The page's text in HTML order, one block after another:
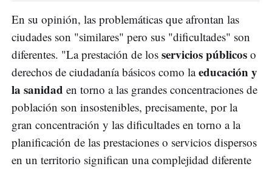
En su opinión, las problemáticas que afrontan las
ciudades son "similares" pero sus "dificultades" son
diferentes. "La prestación de los servicios públicos o
derechos de ciudadanía básicos como laeducación y
la sanidad en torno a las grandes concentraciones de
población son insostenibles, precisamente, por la
gran concentración y las dificultades en torno a la
planificación de las prestaciones o servicios dispersos
en un territorio significan una complejidad diferente